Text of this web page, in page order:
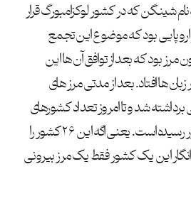
به نام شینگن که در کشور لوکزامبورگ قرار
سران ۵ کشور اروپایی بود که موضوع این تجمع
مرز بود که بعد از توافق آن ها این
ها افتاد. بعد از مدتی مرز های
شد و تا امروز تعداد کشورهای
بدون مرز اروپا به ۲۶ کشور رسیده است. یعنی اگه این ۲۶ کشور را
این یک کشور فقط یک مرز بیرونی